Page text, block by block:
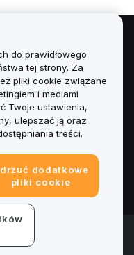
zastrzeżone.
do prawidłowego
tej strony. Za
pliki cookie związane
i mediami
Twoje ustawienia,
ulepszać ją oraz
treści.
dodatkowe
pliki cookie